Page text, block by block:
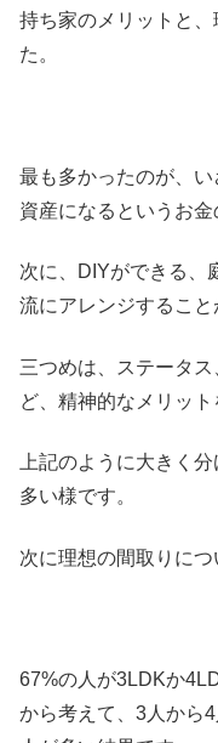
持ち家のメリットと
た。
最も多かったのが、い
資産になるというお金
次に、DIYができる、
流にアレンジすること
三つめは、ステータ
ど、精神的なメリット
上記のように大きく
多い様です。
次に理想の間取りにつ
67%の人が3LDKか
から考えて、3人から